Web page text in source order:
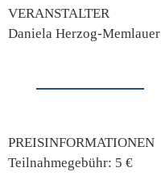
VERANSTALTER
Daniela Herzog-Memlauer
PREISINFORMATIONEN
Teilnahmegebühr: 5 €